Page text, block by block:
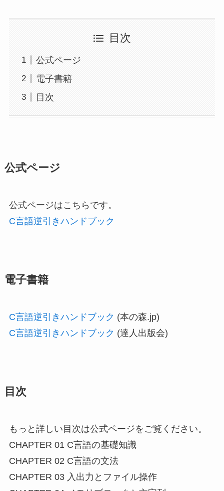
目次
公式ページ
電子書籍
目次
公式ページ
公式ページはこちらです。
C言語逆引きハンドブック
電子書籍
C言語逆引きハンドブック (本の森.jp)
C言語逆引きハンドブック (達人出版会)
目次
もっと詳しい目次は公式ページをご覧ください。
CHAPTER 01 C言語の基礎知識
CHAPTER 02 C言語の文法
CHAPTER 03 入出力とファイル操作